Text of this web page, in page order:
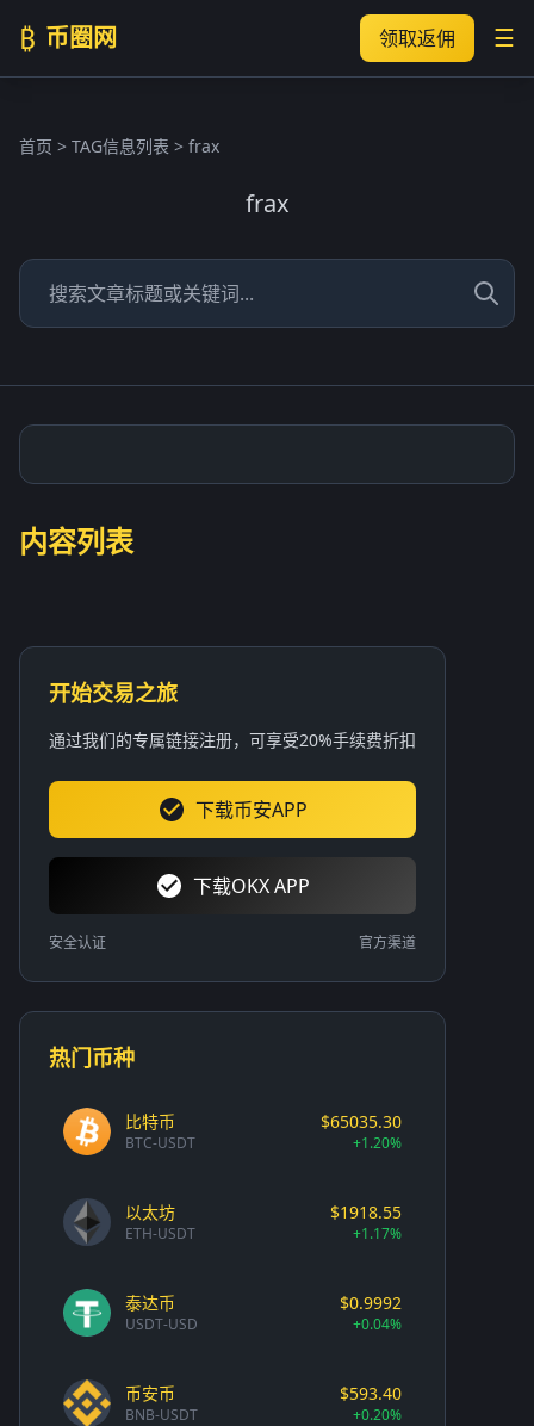
₿ 币圈网 领取返佣 ☰
首页 > TAG信息列表 > frax
frax
内容列表
开始交易之旅
通过我们的专属链接注册，可享受20%手续费折扣
下载币安APP
下载OKX APP
安全认证 官方渠道
热门币种
比特币
BTC-USDT
$65035.30
+1.20%
以太坊
ETH-USDT
$1918.55
+1.17%
泰达币
USDT-USD
$0.9992
+0.04%
币安币
BNB-USDT
$593.40
+0.20%